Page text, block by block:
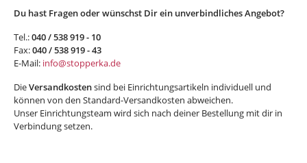
Du hast Fragen oder wünschst Dir ein unverbindliches Angebot?
Tel.:040 / 538 919 - 10
Fax:040 / 538 919 - 43
E-Mail: info@stopperka.de
DieVersandkostensind bei Einrichtungsartikeln individuell und
können von den Standard-Versandkosten abweichen.
Unser Einrichtungsteam wird sich nach deiner Bestellung mit dir in
Verbindung setzen.